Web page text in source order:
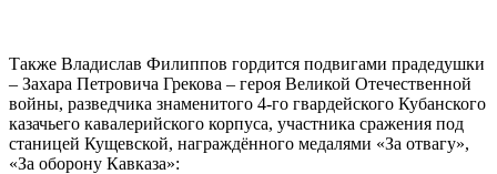
Также Владислав Филиппов гордится подвигами прадедушки
­– Захара Петровича Грекова – героя Великой Отечественной
войны, разведчика знаменитого 4-го гвардейского Кубанского
казачьего кавалерийского корпуса, участника сражения под
станицей Кущевской, награждённого медалями «За отвагу»,
«За оборону Кавказа»: